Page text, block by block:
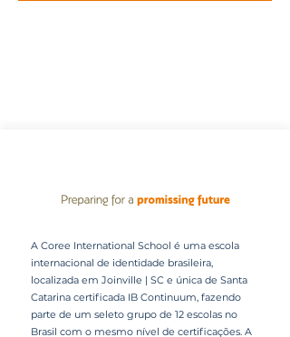
A Coree International School é uma escola
internacional de identidade brasileira,
localizada em Joinville | SC e única de Santa
Catarina certificada IB Continuum, fazendo
parte de um seleto grupo de 12 escolas no
Brasil com o mesmo nível de certificações. A